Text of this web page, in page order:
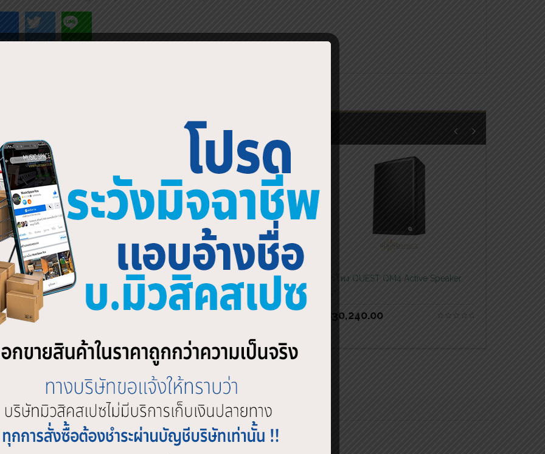
BEHRINGER B205D 5.25”
Monitor Speaker
ลําโพงซับวูฟเฟอร์ BEHRINGER
VQ1800D 18″ Active Subbass
ลำโพง QUEST QM4 Active Speaker
30,240.00
SHOP BY BRAND